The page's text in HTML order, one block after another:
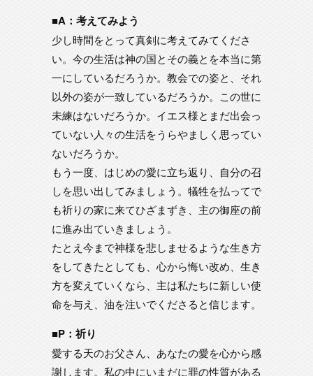
■A：考えてみよう
少し時間をとって真剣に考えてみてくださ
い。今の生活は神の国とその義とを本当に第
一にしているだろうか。教会での姿と、それ
以外の姿が一致しているだろうか。この世に
未練はないだろうか。イエス様とまだ出会っ
ていない人々の生活をうらやましく思ってい
ないだろうか。
もう一度、はじめの愛に立ち返り、自分の召
しを思い出してみましょう。犠牲を払ってで
も祈りの家に来てひざまずき、主の御座の前
に進み出ていきましょう。
たとえ今まで神様を悲しませるような生き方
をしてきたとしても、心から悔い改め、生き
方を変えていくなら、主は私たちに新しい使
命を与え、油を注いでくださると信じます。
■P：祈り
愛する天のお父さん、あなたの愛を心から感
謝します。私の中にいまだに罪の性質がある